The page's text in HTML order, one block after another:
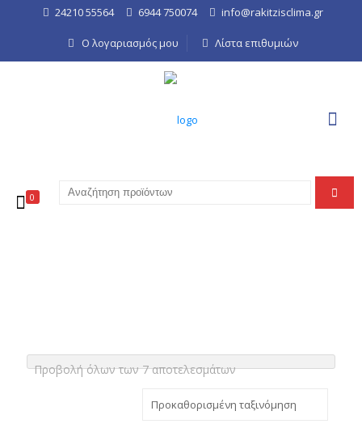
24210 55564 6944 750074 info@rakitzisclima.gr
Ο λογαριασμός μου Λίστα επιθυμιών
0
Προβολή όλων των 7 αποτελεσμάτων